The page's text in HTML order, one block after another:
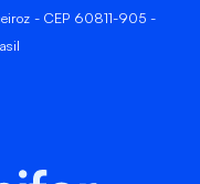
- CEP 60811-905 -